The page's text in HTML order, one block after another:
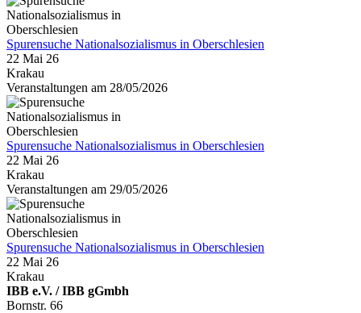
Spurensuche Nationalsozialismus in Oberschlesien
22 Mai 26
Krakau
Veranstaltungen am 28/05/2026
Spurensuche Nationalsozialismus in Oberschlesien
22 Mai 26
Krakau
Veranstaltungen am 29/05/2026
Spurensuche Nationalsozialismus in Oberschlesien
22 Mai 26
Krakau
IBB e.V. / IBB gGmbh
Bornstr. 66